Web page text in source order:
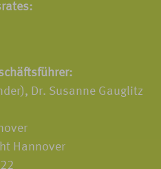
Dr. Susanne Gauglitz
Hannover